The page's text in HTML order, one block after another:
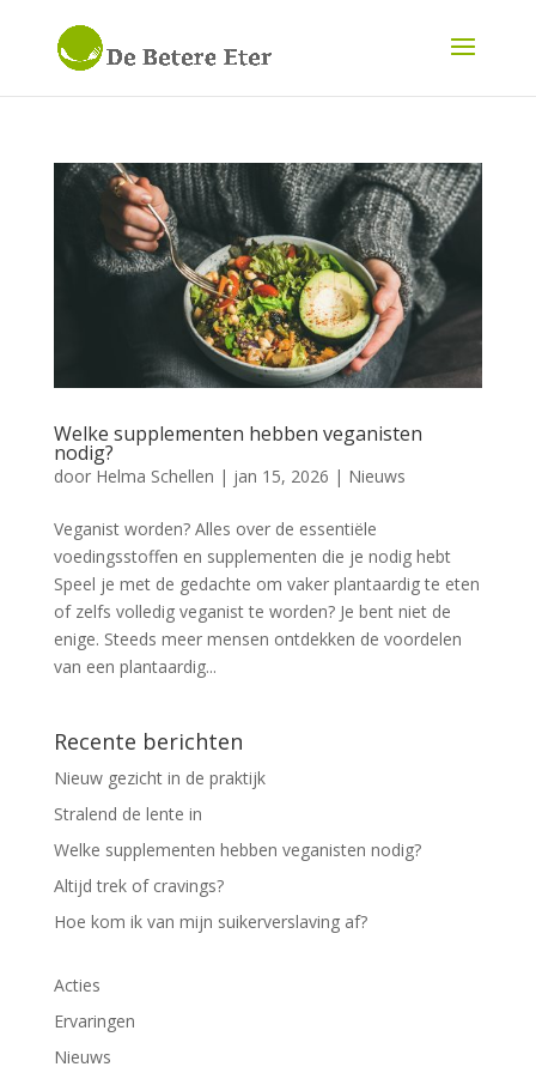
Welke supplementen hebben veganisten
nodig?
door Helma Schellen | jan 15, 2026 | Nieuws
Veganist worden? Alles over de essentiële
voedingsstoffen en supplementen die je nodig hebt
Speel je met de gedachte om vaker plantaardig te eten
of zelfs volledig veganist te worden? Je bent niet de
enige. Steeds meer mensen ontdekken de voordelen
van een plantaardig...
Recente berichten
Nieuw gezicht in de praktijk
Stralend de lente in
Welke supplementen hebben veganisten nodig?
Altijd trek of cravings?
Hoe kom ik van mijn suikerverslaving af?
Acties
Ervaringen
Nieuws